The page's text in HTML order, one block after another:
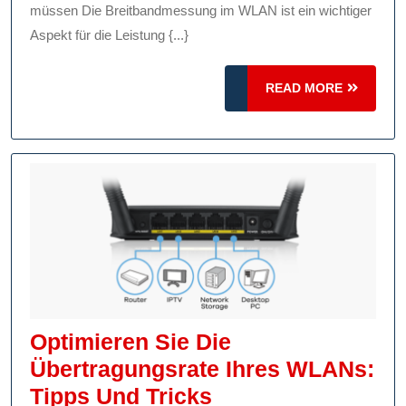
Mit
müssen Die Breitbandmessung im WLAN ist ein wichtiger
Aspekt für die Leistung {...}
READ MORE
READ
MORE
Optimieren Sie Die
Übertragungsrate Ihres WLANs:
Tipps Und Tricks